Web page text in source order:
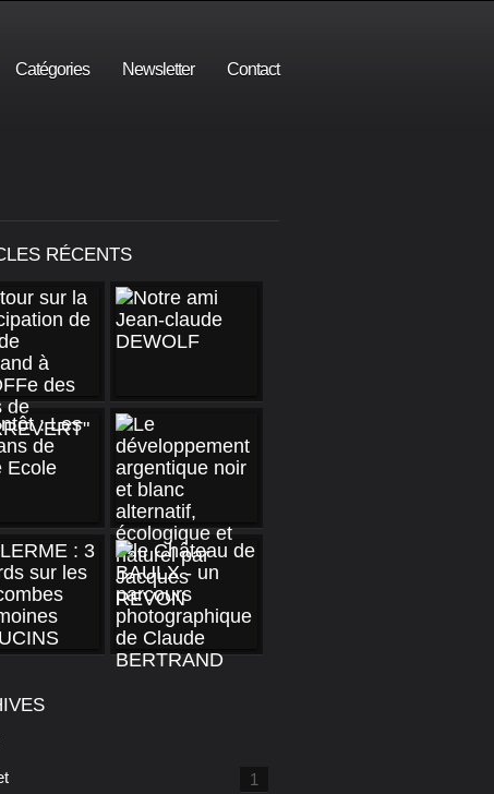
Catégories Newsletter Contact
RÉCENTS
1